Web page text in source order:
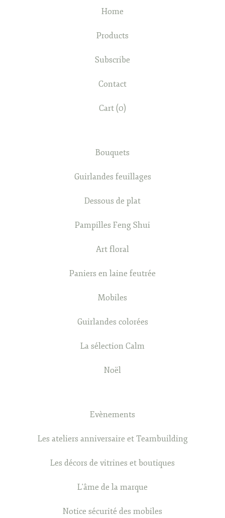
Home
Products
Subscribe
Contact
Cart (0)
Bouquets
Guirlandes feuillages
Dessous de plat
Pampilles Feng Shui
Art floral
Paniers en laine feutrée
Mobiles
Guirlandes colorées
La sélection Calm
Noël
Evènements
Les ateliers anniversaire et Teambuilding
Les décors de vitrines et boutiques
L'âme de la marque
Notice sécurité des mobiles